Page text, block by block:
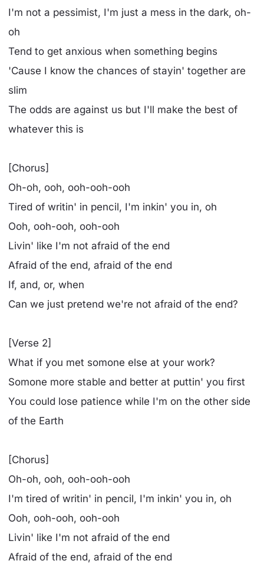
I'm not a pessimist, I'm just a mess in the dark, oh-
oh
Tend to get anxious when something begins
'Cause I know the chances of stayin' together are
slim
The odds are against us but I'll make the best of
whatever this is
[Chorus]
Oh-oh, ooh, ooh-ooh-ooh
Tired of writin' in pencil, I'm inkin' you in, oh
Ooh, ooh-ooh, ooh-ooh
Livin' like I'm not afraid of the end
Afraid of the end, afraid of the end
If, and, or, when
Can we just pretend we're not afraid of the end?
[Verse 2]
What if you met somone else at your work?
Somone more stable and better at puttin' you first
You could lose patience while I'm on the other side
of the Earth
[Chorus]
Oh-oh, ooh, ooh-ooh-ooh
I'm tired of writin' in pencil, I'm inkin' you in, oh
Ooh, ooh-ooh, ooh-ooh
Livin' like I'm not afraid of the end
Afraid of the end, afraid of the end